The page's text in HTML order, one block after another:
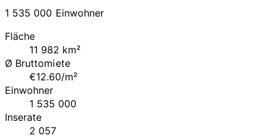
1 535 000 Einwohner
Fläche
11 982 km²
Ø Bruttomiete
€12.60/m²
Einwohner
1 535 000
Inserate
2 057